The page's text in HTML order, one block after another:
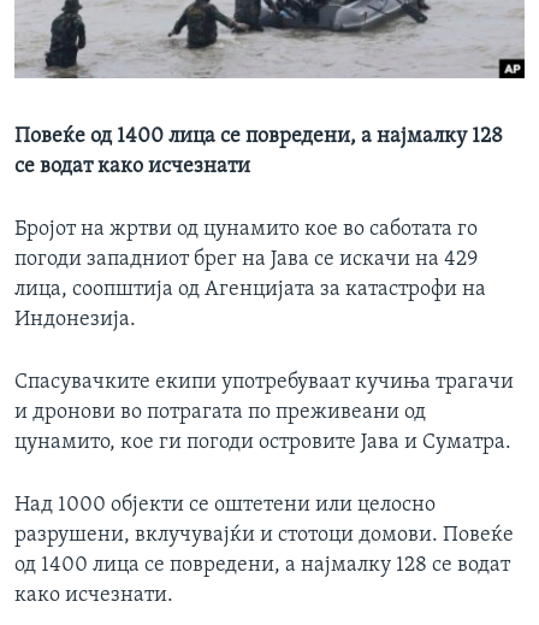
ИНТЕРВЈУА
Јазици
Повеќе од 1400 лица се повредени, а најмалку 128
се водат како исчезнати
Бројот на жртви од цунамито кое во саботата го
погоди западниот брег на Јава се искачи на 429
лица, соопштија од Агенцијата за катастрофи на
Индонезија.
Спасувачките екипи употребуваат кучиња трагачи
и дронови во потрагата по преживеани од
цунамито, кое ги погоди островите Јава и Суматра.
Над 1000 објекти се оштетени или целосно
разрушени, вклучувајќи и стотоци домови. Повеќе
од 1400 лица се повредени, а најмалку 128 се водат
како исчезнати.